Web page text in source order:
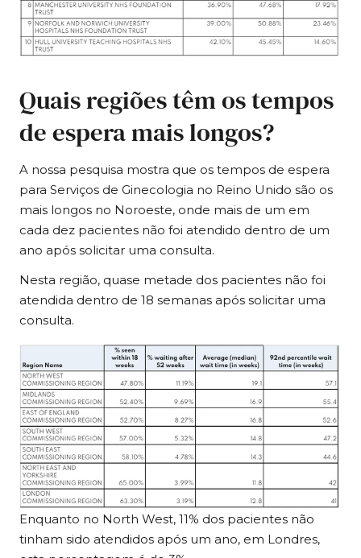
Quais regiões têm os tempos
de espera mais longos?
A nossa pesquisa mostra que os tempos de espera
para Serviços de Ginecologia no Reino Unido são os
mais longos no Noroeste, onde mais de um em
cada dez pacientes não foi atendido dentro de um
ano após solicitar uma consulta.
Nesta região, quase metade dos pacientes não foi
atendida dentro de 18 semanas após solicitar uma
consulta.
Enquanto no North West, 11% dos pacientes não
tinham sido atendidos após um ano, em Londres,